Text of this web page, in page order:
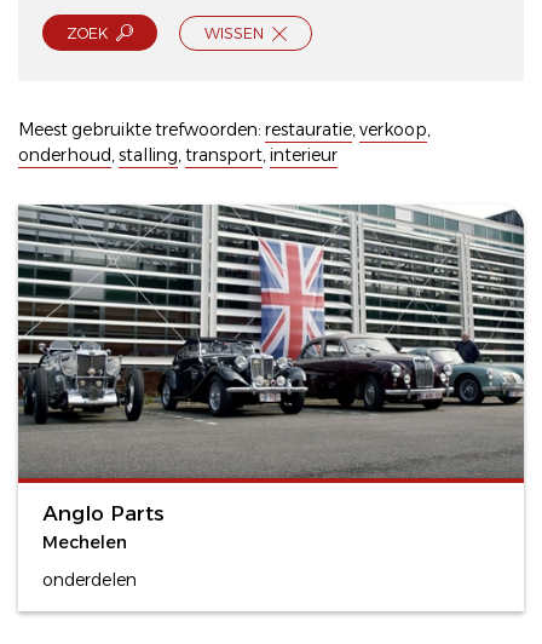
ZOEK WISSEN
Meest gebruikte trefwoorden: restauratie,verkoop,
onderhoud,stalling,transport,interieur
Anglo Parts
Mechelen
onderdelen